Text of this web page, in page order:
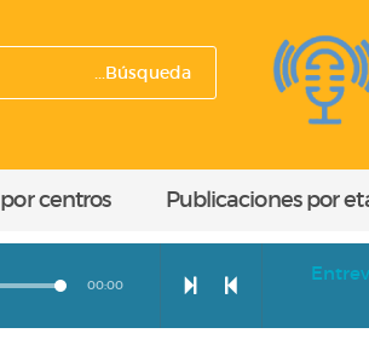
Publicaciones por
centros
00:00